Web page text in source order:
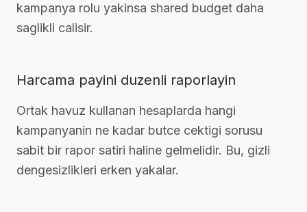
kampanya rolu yakinsa shared budget daha
saglikli calisir.
Harcama payini duzenli raporlayin
Ortak havuz kullanan hesaplarda hangi
kampanyanin ne kadar butce cektigi sorusu
sabit bir rapor satiri haline gelmelidir. Bu, gizli
dengesizlikleri erken yakalar.